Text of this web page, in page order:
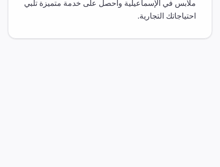
ملابس في الإسماعيلية واحصل على خدمة متميزة تلبي
احتياجاتك التجارية.